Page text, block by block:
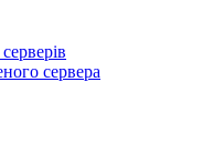
сервера